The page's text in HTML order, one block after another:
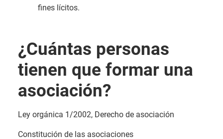
fines lícitos.
¿Cuántas personas
tienen que formar una
asociación?
Ley orgánica 1/2002, Derecho de asociación
Constitución de las asociaciones